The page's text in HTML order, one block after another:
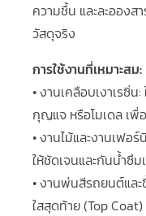
ความชื้น และละออง
วัสดุจริง
การใช้งานที่เหมาะสม:
• งานเคลือบเงาเรซิ่
กุญแจ หรือโมเดล เพื่
• งานไม้และงานเฟอ
ให้ชัดเจนและกันน้ำซึม
• งานพ่นสีรถยนต์แล
ใสสุดท้าย (Top